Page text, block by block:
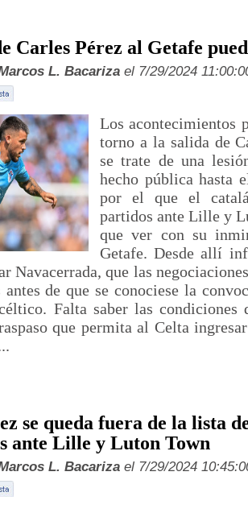
Carles Pérez al Getafe
L. Bacariza el 7/29/2024
Los acontecimientos
torno a la salida de
se trate de una
hecho pública hasta
por el que el
partidos ante Lille y
que ver con su
Getafe. Desde allí
Navacerrada, que las
de que se conociese la
Falta saber las condiciones
que permita al Celta
se queda fuera de la lista
ante Lille y Luton Town
L. Bacariza el 7/29/2024